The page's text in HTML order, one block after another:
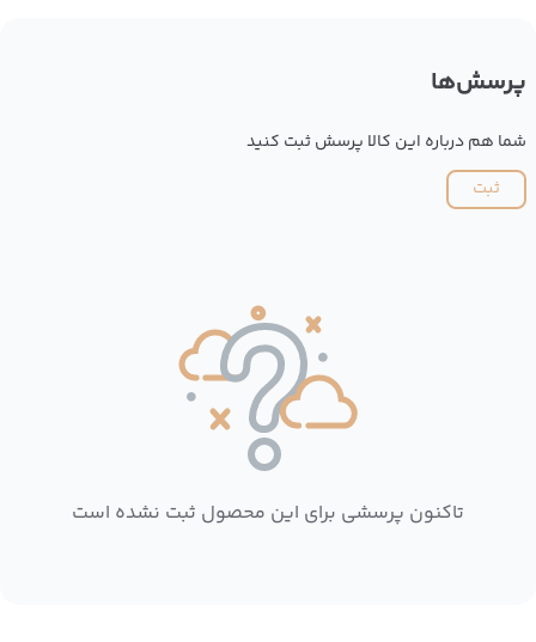
پرسش‌ها
شما هم درباره این کالا پرسش ثبت کنید
ثبت
تاکنون پرسشی برای این محصول ثبت نشده است